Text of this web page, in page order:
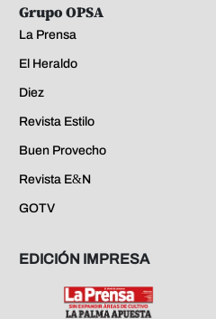
Grupo OPSA
La Prensa
El Heraldo
Diez
Revista Estilo
Buen Provecho
Revista E&N
GOTV
EDICIÓN IMPRESA